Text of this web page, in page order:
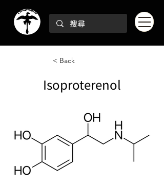
< Back
Isoproterenol